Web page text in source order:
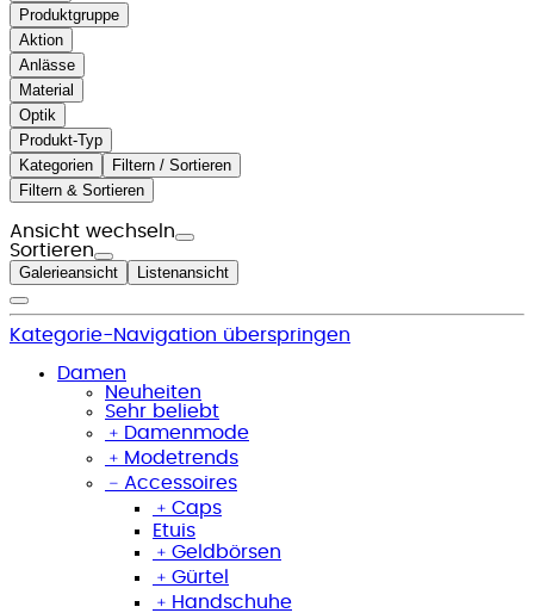
Produktgruppe
Aktion
Anlässe
Material
Optik
Produkt-Typ
Kategorien
Filtern / Sortieren
Filtern & Sortieren
Ansicht wechseln
Sortieren
Galerieansicht Listenansicht
Kategorie-Navigation überspringen
Damen
Neuheiten
Sehr beliebt
﹢ Damenmode
﹢ Modetrends
﹣ Accessoires
﹢ Caps
Etuis
﹢ Geldbörsen
﹢ Gürtel
﹢ Handschuhe